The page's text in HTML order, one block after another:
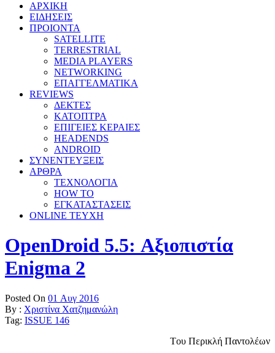
ΑΡΧΙΚΗ
ΕΙΔΗΣΕΙΣ
ΠΡΟΙΟΝΤΑ
SATELLITE
TERRESTRIAL
MEDIA PLAYERS
NETWORKING
ΕΠΑΓΓΕΛΜΑΤΙΚΑ
REVIEWS
ΔΕΚΤΕΣ
ΚΑΤΟΠΤΡΑ
ΕΠΙΓΕΙΕΣ ΚΕΡΑΙΕΣ
HEADENDS
ANDROID
ΣΥΝΕΝΤΕΥΞΕΙΣ
ΑΡΘΡΑ
ΤΕΧΝΟΛΟΓΙΑ
HOW TO
ΕΓΚΑΤΑΣΤΑΣΕΙΣ
ONLINE TEYXH
OpenDroid 5.5: Αξιοπιστία
Enigma 2
Posted On 01 Αυγ 2016
By : Χριστίνα Χατζημανώλη
Tag: ISSUE 146
Tου Περικλή Παντολέων